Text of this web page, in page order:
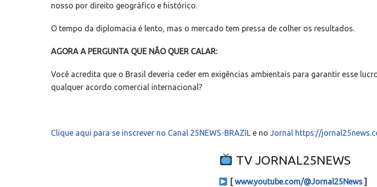
nosso por direito geográfico e histórico.
O tempo da diplomacia é lento, mas o mercado tem pressa de colher os resultados.
AGORA A PERGUNTA QUE NÃO QUER CALAR:
Você acredita que o Brasil deveria ceder em exigências ambientais para garantir esse
qualquer acordo comercial internacional?
Clique aqui para se inscrever no Canal 25NEWS-BRAZIL e no Jornal https://
TV JORNAL25NEWS
[www.youtube.com/@Jornal25News]